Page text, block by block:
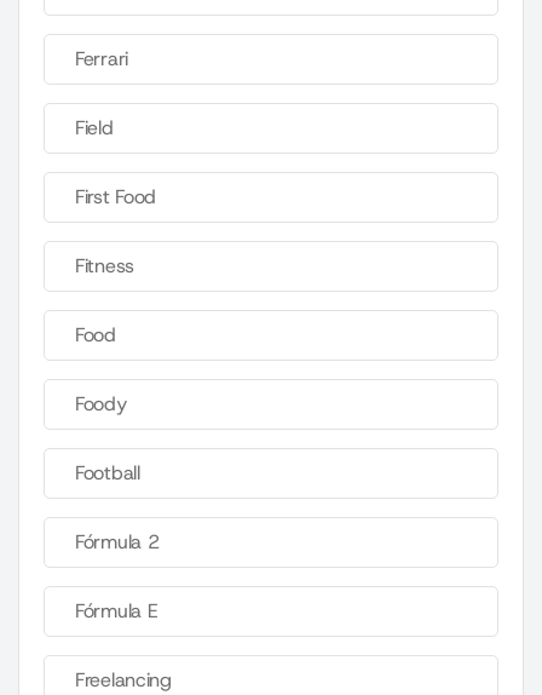
Ferrari
Field
First Food
Fitness
Food
Foody
Football
Fórmula 2
Fórmula E
Freelancing